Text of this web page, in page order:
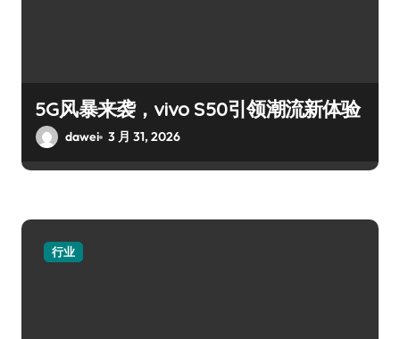
5G风暴来袭，vivo S50引领潮流新体验
dawei 3 月 31, 2026
行业